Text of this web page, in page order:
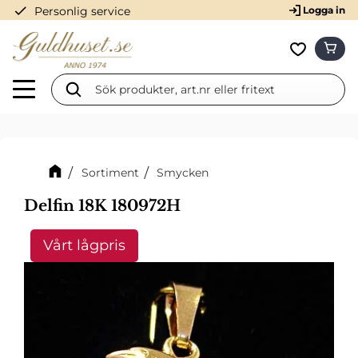
Meny
check Personlig service Logga in
Sortiment Smycken
Delfin 18K 180972H